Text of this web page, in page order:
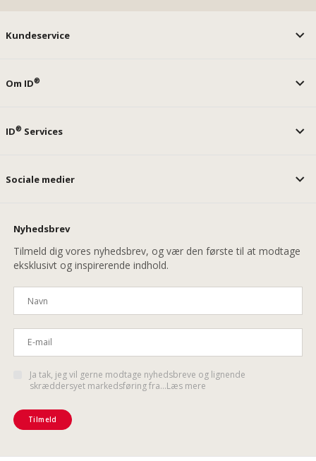
Kundeservice
Om ID®
ID® Services
Sociale medier
Nyhedsbrev
Tilmeld dig vores nyhedsbrev, og vær den første til at modtage
eksklusivt og inspirerende indhold.
Ja tak, jeg vil gerne modtage nyhedsbreve og lignende
skræddersyet markedsføring fra...Læs mere
Tilmeld